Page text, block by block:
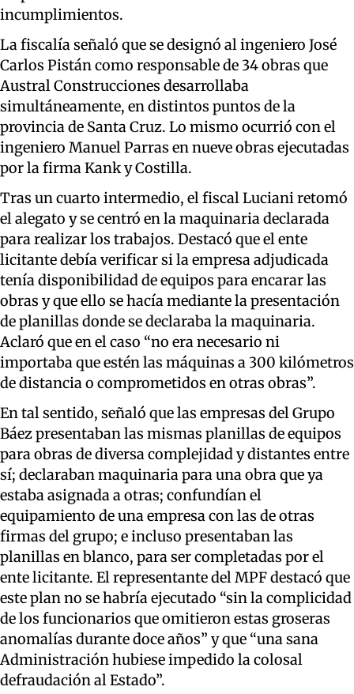
incumplimientos.
La fiscalía señaló que se designó al ingeniero José
Carlos Pistán como responsable de 34 obras que
Austral Construcciones desarrollaba
simultáneamente, en distintos puntos de la
provincia de Santa Cruz. Lo mismo ocurrió con el
ingeniero Manuel Parras en nueve obras ejecutadas
por la firma Kank y Costilla.
Tras un cuarto intermedio, el fiscal Luciani retomó
el alegato y se centró en la maquinaria declarada
para realizar los trabajos. Destacó que el ente
licitante debía verificar si la empresa adjudicada
tenía disponibilidad de equipos para encarar las
obras y que ello se hacía mediante la presentación
de planillas donde se declaraba la maquinaria.
Aclaró que en el caso “no era necesario ni
importaba que estén las máquinas a 300 kilómetros
de distancia o comprometidos en otras obras”.
En tal sentido, señaló que las empresas del Grupo
Báez presentaban las mismas planillas de equipos
para obras de diversa complejidad y distantes entre
sí; declaraban maquinaria para una obra que ya
estaba asignada a otras; confundían el
equipamiento de una empresa con las de otras
firmas del grupo; e incluso presentaban las
planillas en blanco, para ser completadas por el
ente licitante. El representante del MPF destacó que
este plan no se habría ejecutado “sin la complicidad
de los funcionarios que omitieron estas groseras
anomalías durante doce años” y que “una sana
Administración hubiese impedido la colosal
defraudación al Estado”.